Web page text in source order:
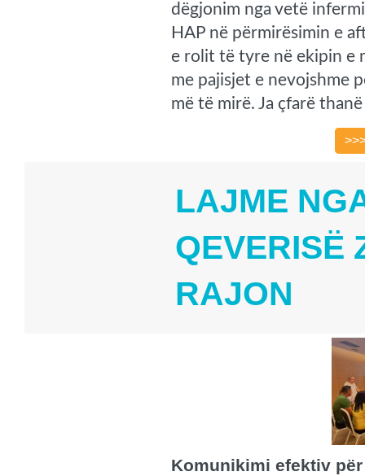
dëgjonim nga vetë
HAP në përmirësimin e
e rolit të tyre në ekipin e
me pajisjet e nevojshme
më të mirë. Ja çfarë
LAJME
QEVERISË
RAJON
Komunikimi efektiv